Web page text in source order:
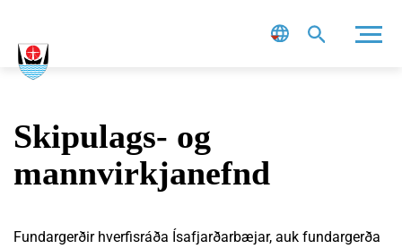
Skipulags- og
mannvirkjanefnd
Fundargerðir hverfisráða Ísafjarðarbæjar, auk fundargerða